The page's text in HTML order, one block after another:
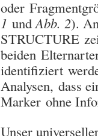
oder
1 undAbb. 2).
STRUCTURE
beiden
identifiziert
Analysen, dass
Marker ohne
Unser